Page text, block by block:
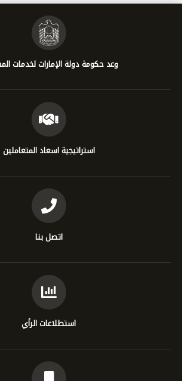
وعد حكومة دولة الإمارات لخدمات
استراتيجية اسعاد المتعاملين
اتصل بنا
استطلاعات الرأي